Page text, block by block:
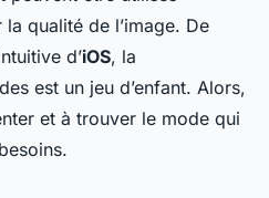
qualité de l’image. De
d’iOS, la
est un jeu d’enfant. Alors,
et à trouver le mode qui